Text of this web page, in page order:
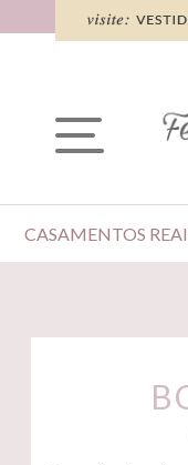
CASAMENTOS